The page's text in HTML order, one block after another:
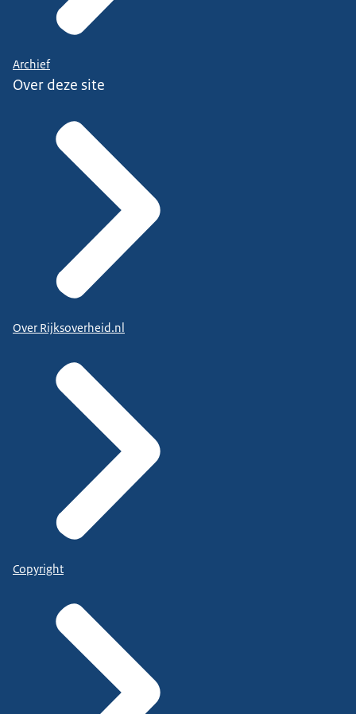
Archief
Over deze site
Over Rijksoverheid.nl
Copyright